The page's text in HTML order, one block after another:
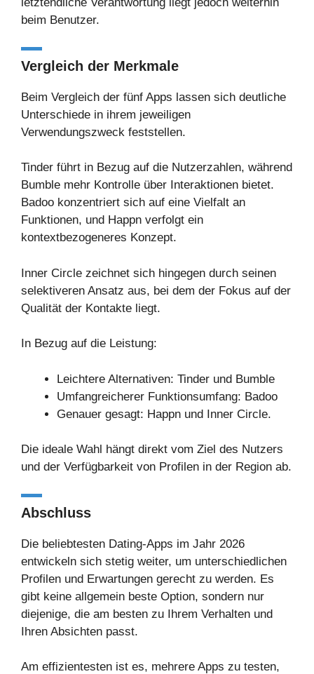
beim Benutzer.
Vergleich der Merkmale
Beim Vergleich der fünf Apps lassen sich deutliche
Unterschiede in ihrem jeweiligen
Verwendungszweck feststellen.
Tinder führt in Bezug auf die Nutzerzahlen, während
Bumble mehr Kontrolle über Interaktionen bietet.
Badoo konzentriert sich auf eine Vielfalt an
Funktionen, und Happn verfolgt ein
kontextbezogeneres Konzept.
Inner Circle zeichnet sich hingegen durch seinen
selektiveren Ansatz aus, bei dem der Fokus auf der
Qualität der Kontakte liegt.
In Bezug auf die Leistung:
Leichtere Alternativen: Tinder und Bumble
Umfangreicherer Funktionsumfang: Badoo
Genauer gesagt: Happn und Inner Circle.
Die ideale Wahl hängt direkt vom Ziel des Nutzers
und der Verfügbarkeit von Profilen in der Region ab.
Abschluss
Die beliebtesten Dating-Apps im Jahr 2026
entwickeln sich stetig weiter, um unterschiedlichen
Profilen und Erwartungen gerecht zu werden. Es
gibt keine allgemein beste Option, sondern nur
diejenige, die am besten zu Ihrem Verhalten und
Ihren Absichten passt.
Am effizientesten ist es, mehrere Apps zu testen,